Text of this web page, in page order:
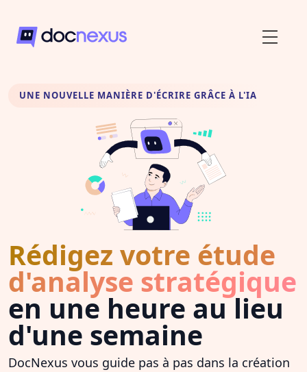
UNE NOUVELLE MANIÈRE D'ÉCRIRE GRÂCE À L'IA
Rédigez votre étude
d'analyse stratégique
en une heure au lieu
d'une semaine
DocNexus vous guide pas à pas dans la création